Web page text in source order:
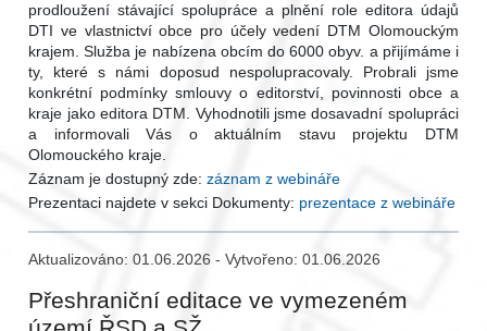
prodloužení stávající spolupráce a plnění role editora údajů
DTI ve vlastnictví obce pro účely vedení DTM Olomouckým
krajem. Služba je nabízena obcím do 6000 obyv. a přijímáme i
ty, které s námi doposud nespolupracovaly. Probrali jsme
konkrétní podmínky smlouvy o editorství, povinnosti obce a
kraje jako editora DTM. Vyhodnotili jsme dosavadní spolupráci
a informovali Vás o aktuálním stavu projektu DTM
Olomouckého kraje.
Záznam je dostupný zde:záznam z webináře
Prezentaci najdete v sekci Dokumenty: prezentace z webináře
Aktualizováno: 01.06.2026 - Vytvořeno: 01.06.2026
Přeshraniční editace ve vymezeném